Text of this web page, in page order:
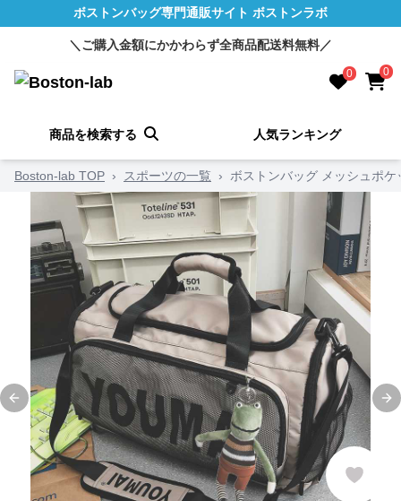
ボストンバッグ専門通販サイト ボストンラボ
＼ご購入金額にかかわらず全商品配送料無料／
0 0
商品を検索する 人気ランキング
Boston-lab TOP › スポーツの一覧 › ボストンバッグ メッシュポ
Previous slide